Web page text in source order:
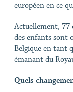
européen en ce
Actuellement, 77
des enfants sont
Belgique en tant
émanant du
Quels